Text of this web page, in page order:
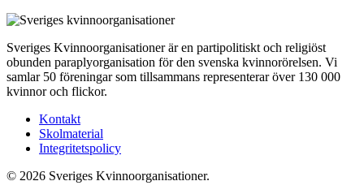
Sveriges Kvinnoorganisationer är en partipolitiskt och religiöst
obunden paraplyorganisation för den svenska kvinnorörelsen. Vi
samlar 50 föreningar som tillsammans representerar över 130 000
kvinnor och flickor.
Kontakt
Skolmaterial
Integritetspolicy
© 2026 Sveriges Kvinnoorganisationer.